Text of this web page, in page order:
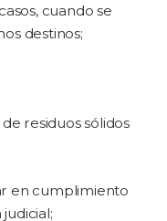
cuando se
destinos;
residuos sólidos
en cumplimiento